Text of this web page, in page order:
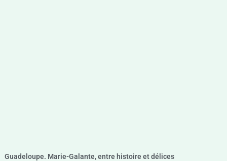
Guadeloupe. Marie-Galante, entre histoire et délices